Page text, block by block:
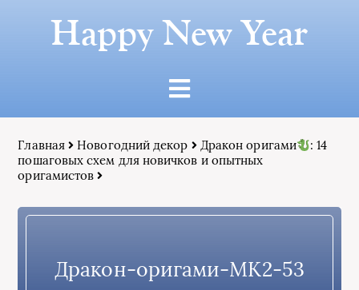
Happy New Year
Главная Новогодний декор Дракон оригами
: 14
пошаговых схем для новичков и опытных
оригамистов
Дракон-оригами-МК2-53